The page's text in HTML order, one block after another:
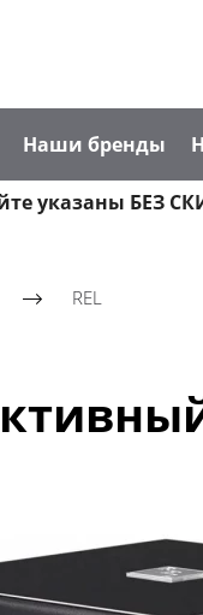
Наши бренды
указаны БЕЗ
REL